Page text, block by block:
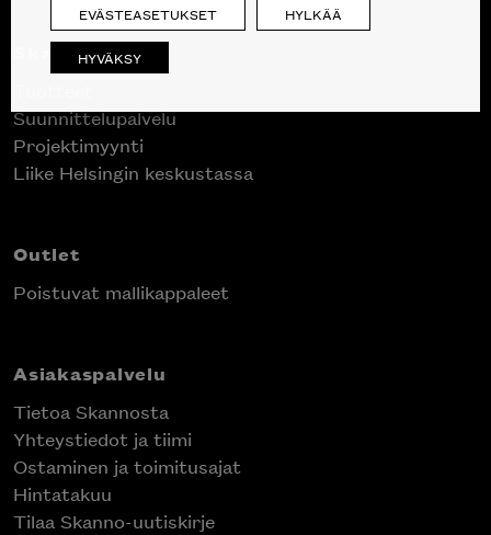
Skanno
Suunnittelupalvelu
Projektimyynti
Liike Helsingin keskustassa
Outlet
Poistuvat mallikappaleet
Asiakaspalvelu
Tietoa Skannosta
Yhteystiedot ja tiimi
Ostaminen ja toimitusajat
Hintatakuu
Tilaa Skanno-uutiskirje
EVÄSTEASETUKSET HYLKÄÄ
HYVÄKSY